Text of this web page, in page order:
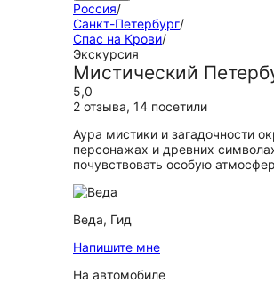
Россия/
Санкт-Петербург/
Спас на Крови/
Экскурсия
Мистический
5,0
2 отзыва, 14 посетили
Аура мистики и загадочности
персонажах и древних
почувствовать особую
Веда, Гид
Напишите мне
На автомобиле